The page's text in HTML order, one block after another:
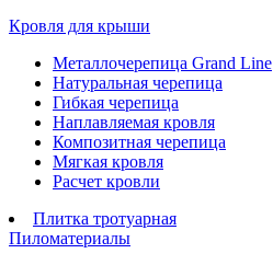
Кровля для крыши
Металлочерепица Grand Line
Натуральная черепица
Гибкая черепица
Наплавляемая кровля
Композитная черепица
Мягкая кровля
Расчет кровли
Плитка тротуарная
Пиломатериалы